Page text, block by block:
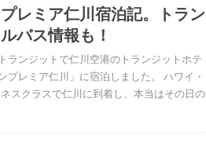
レミア仁川宿泊記。トラン
バス情報も！
ランジットで仁川空港のトランジットホテ
プレミア仁川」に宿泊しました。 ハワイ・
スクラスで仁川に到着し、本当はその日の